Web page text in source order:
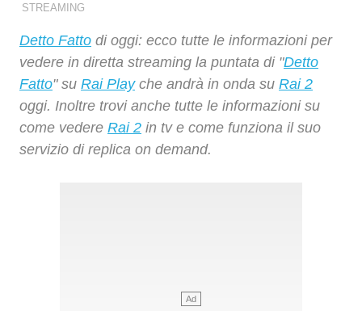
STREAMING
Detto Fatto di oggi: ecco tutte le informazioni per
vedere in diretta streaming la puntata di "Detto
Fatto" su Rai Playche andrà in onda su Rai 2
oggi. Inoltre trovi anche tutte le informazioni su
come vedere Rai 2 in tv e come funziona il suo
servizio di replica on demand.